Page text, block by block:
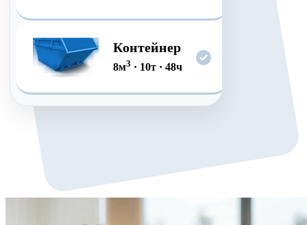
Контейнер
8м3 · 10т· 48ч